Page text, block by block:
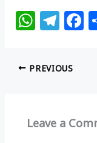
W
at
s
p
T
e
g
m
F
o
PREVIOUS
Leave a